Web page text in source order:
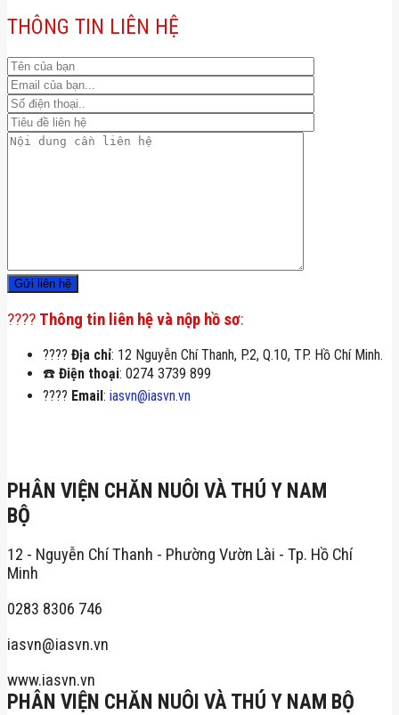
THÔNG TIN LIÊN HỆ
???? Thông tin liên hệ và nộp hồ sơ:
???? Địa chỉ: 12 Nguyễn Chí Thanh, P.2, Q.10, TP. Hồ Chí Minh.
☎️ Điện thoại: 0274 3739 899
???? Email: iasvn@iasvn.vn
PHÂN VIỆN CHĂN NUÔI VÀ THÚ Y NAM
BỘ
12 - Nguyễn Chí Thanh - Phường Vườn Lài - Tp. Hồ Chí
Minh
0283 8306 746
iasvn@iasvn.vn
www.iasvn.vn
PHÂN VIỆN CHĂN NUÔI VÀ THÚ Y NAM BỘ